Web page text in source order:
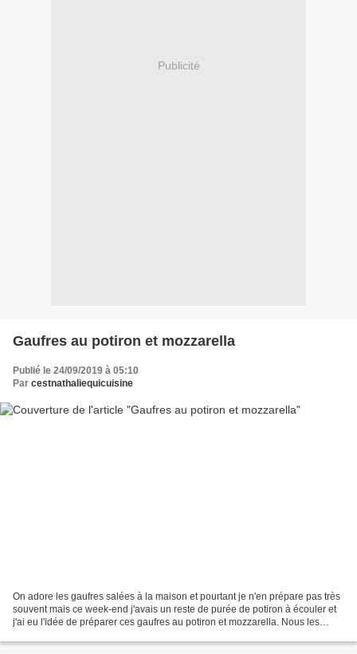
Publicité
Gaufres au potiron et mozzarella
Publié le 24/09/2019 à 05:10
Par cestnathaliequicuisine
On adore les gaufres salées à la maison et pourtant je n'en prépare pas très
souvent mais ce week-end j'avais un reste de purée de potiron à écouler et
j'ai eu l'idée de préparer ces gaufres au potiron et mozzarella. Nous les